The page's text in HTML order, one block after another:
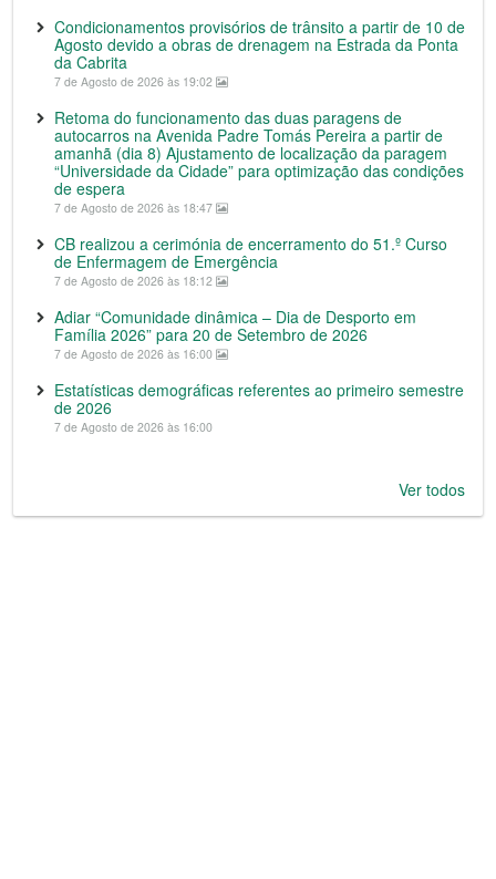
Condicionamentos provisórios de trânsito a partir de 10 de
Agosto devido a obras de drenagem na Estrada da Ponta
da Cabrita
7 de Agosto de 2026 às 19:02
Retoma do funcionamento das duas paragens de
autocarros na Avenida Padre Tomás Pereira a partir de
amanhã (dia 8) Ajustamento de localização da paragem
“Universidade da Cidade” para optimização das condições
de espera
7 de Agosto de 2026 às 18:47
CB realizou a cerimónia de encerramento do 51.º Curso
de Enfermagem de Emergência
7 de Agosto de 2026 às 18:12
Adiar “Comunidade dinâmica – Dia de Desporto em
Família 2026” para 20 de Setembro de 2026
7 de Agosto de 2026 às 16:00
Estatísticas demográficas referentes ao primeiro semestre
de 2026
7 de Agosto de 2026 às 16:00
Ver todos